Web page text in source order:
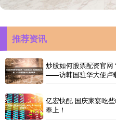
推荐资讯
炒股如何股票配资官网
——访韩国驻华大使卢
亿宏快配 国庆家宴吃
奉上！